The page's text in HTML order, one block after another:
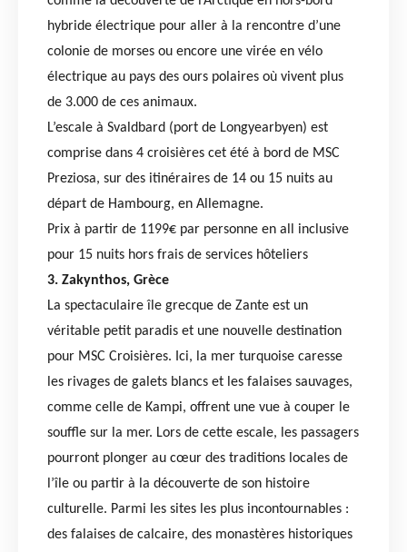
hybride électrique pour aller à la rencontre d’une
colonie de morses ou encore une virée en vélo
électrique au pays des ours polaires où vivent plus
de 3.000 de ces animaux.
L’escale à Svaldbard (port de Longyearbyen) est
comprise dans 4 croisières cet été à bord de MSC
Preziosa, sur des itinéraires de 14 ou 15 nuits au
départ de Hambourg, en Allemagne.
Prix à partir de 1199€ par personne en all inclusive
pour 15 nuits hors frais de services hôteliers
3. Zakynthos, Grèce
La spectaculaire île grecque de Zante est un
véritable petit paradis et une nouvelle destination
pour MSC Croisières. Ici, la mer turquoise caresse
les rivages de galets blancs et les falaises sauvages,
comme celle de Kampi, offrent une vue à couper le
souffle sur la mer. Lors de cette escale, les passagers
pourront plonger au cœur des traditions locales de
l’île ou partir à la découverte de son histoire
culturelle. Parmi les sites les plus incontournables :
des falaises de calcaire, des monastères historiques